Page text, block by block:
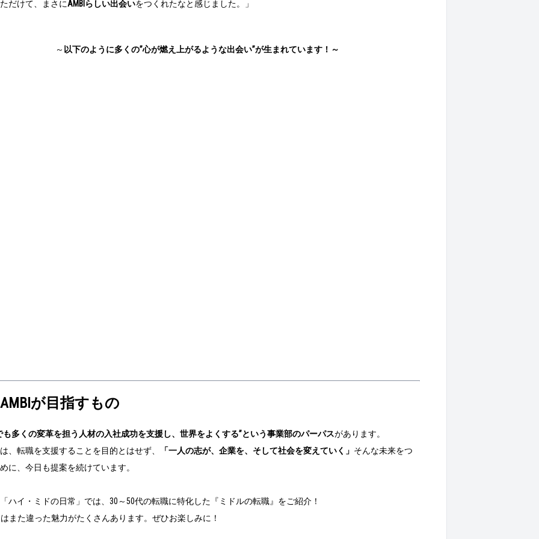
だけて、まさにAMBIらしい出会いをつくれたなと感じました。」
～ 以下のように多くの”心が燃え上がるような出会い”が生まれています！～
が目指すもの
も多くの変革を担う人材の入社成功を支援し、世界をよくする”という事業部のパーパスがあります。
、転職を支援することを目的とはせず、
「一人の志が、企業を、そして社会を変えていく」 そんな未来をつ
に、今日も提案を続けています。
ハイ・ミドの日常」では、30～50代の転職に特化した『ミドルの転職』をご紹介！
はまた違った魅力がたくさんあります。ぜひお楽しみに！